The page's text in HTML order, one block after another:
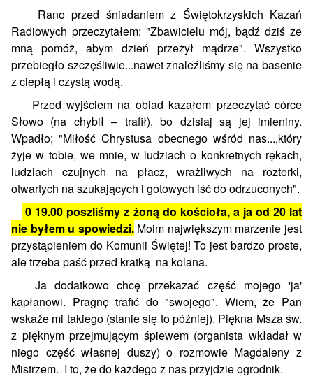
Rano przed śniadaniem z Świętokrzyskich Kazań
Radiowych przeczytałem: "Zbawicielu mój, bądź dziś ze
mną pomóż, abym dzień przeżył mądrze". Wszystko
przebiegło szczęśliwie...nawet znaleźliśmy się na basenie
z ciepłą i czystą wodą.
Przed wyjściem na obiad kazałem przeczytać córce
Słowo (na chybił – trafił), bo dzisiaj są jej imieniny.
Wpadło; "Miłość Chrystusa obecnego wśród nas...,który
żyje w tobie, we mnie, w ludziach o konkretnych rękach,
ludziach czujnych na płacz, wrażliwych na rozterki,
otwartych na szukających i gotowych iść do odrzuconych".
0 19.00 poszliśmy z żoną do kościoła, a ja od 20 lat
nie byłem u spowiedzi.Moim największym marzenie jest
przystąpieniem do Komunii Świętej! To jest bardzo proste,
ale trzeba paść przed kratką na kolana.
Ja dodatkowo chcę przekazać część mojego 'ja'
kapłanowi. Pragnę trafić do "swojego". Wiem, że Pan
wskaże mi takiego (stanie się to później). Piękna Msza św.
z pięknym przejmującym śpiewem (organista wkładał w
niego część własnej duszy) o rozmowie Magdaleny z
Mistrzem. I to, że do każdego z nas przyjdzie ogrodnik.